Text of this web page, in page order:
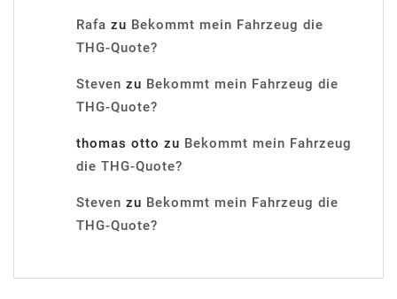
Rafa zu Bekommt mein Fahrzeug die
THG-Quote?
Steven zu Bekommt mein Fahrzeug die
THG-Quote?
thomas otto zu Bekommt mein Fahrzeug
die THG-Quote?
Steven zu Bekommt mein Fahrzeug die
THG-Quote?